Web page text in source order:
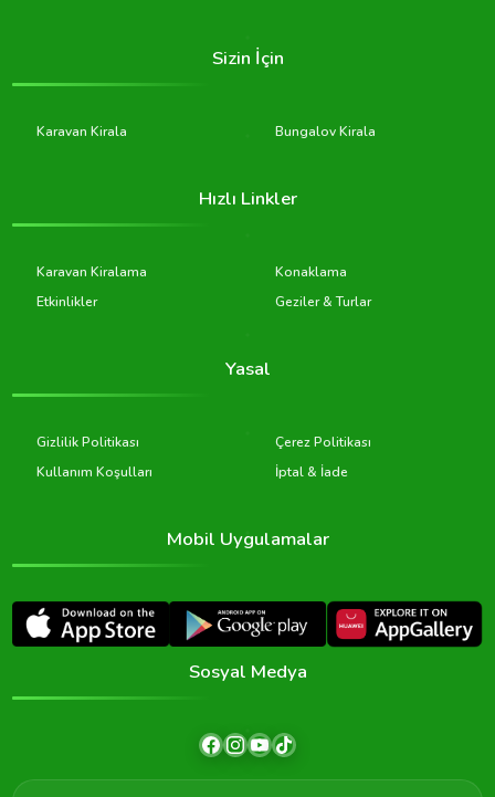
Sizin İçin
Karavan Kirala Bungalov Kirala
Hızlı Linkler
Karavan Kiralama
Konaklama
Etkinlikler
Geziler & Turlar
Yasal
Gizlilik Politikası
Çerez Politikası
Kullanım Koşulları
İptal & İade
Mobil Uygulamalar
Sosyal Medya